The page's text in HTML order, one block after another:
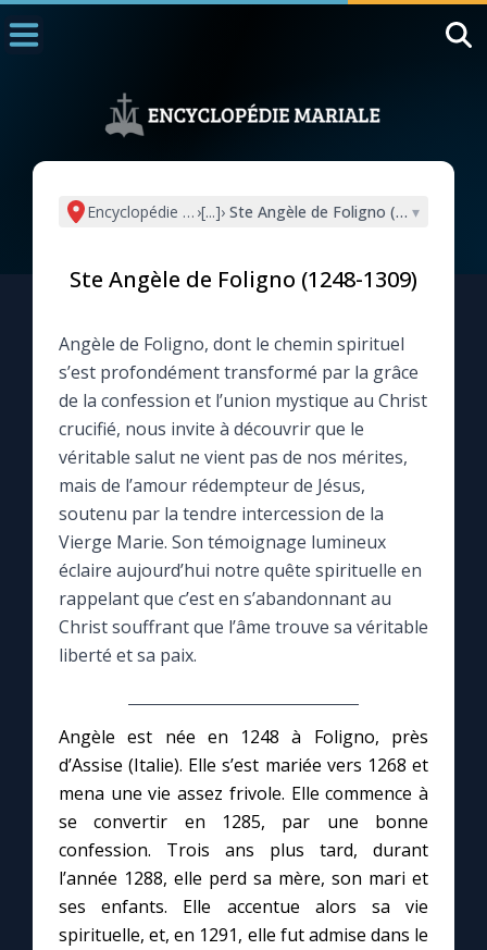
L'actualité de la semaine
La chaîne Youtube
La newsletter
La vidéo de la semaine
Le compte Tiktok
Le magazine
Le site internet
Questions-réponses
Prier au quotidien
Avec Thérèse de Lisieux
L'Évangile chaque jour
Encyclopédie mariale
›[...]› Ste Angèle de Foligno (1248-1309)
▾
Ste Angèle de Foligno (1248-1309)
Angèle de Foligno, dont le chemin spirituel
s’est profondément transformé par la grâce
de la confession et l’union mystique au Christ
crucifié, nous invite à découvrir que le
véritable salut ne vient pas de nos mérites,
mais de l’amour rédempteur de Jésus,
soutenu par la tendre intercession de la
Vierge Marie. Son témoignage lumineux
éclaire aujourd’hui notre quête spirituelle en
rappelant que c’est en s’abandonnant au
Christ souffrant que l’âme trouve sa véritable
liberté et sa paix.
Angèle est née en 1248 à Foligno, près
d’Assise (Italie). Elle s’est mariée vers 1268 et
mena une vie assez frivole. Elle commence à
se convertir en 1285, par une bonne
confession. Trois ans plus tard, durant
l’année 1288, elle perd sa mère, son mari et
ses enfants. Elle accentue alors sa vie
spirituelle, et, en 1291, elle fut admise dans le